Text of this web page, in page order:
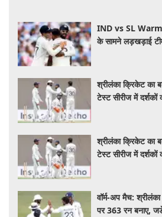
IND vs SL
के सामने लड़खड़ाई
श्रीलंका क्रिकेट का
टेस्ट सीरीज में दर्शकों
श्रीलंका क्रिकेट का
टेस्ट सीरीज में दर्शकों
वॉर्म-अप मैच:
पर 363 रन बनाए,